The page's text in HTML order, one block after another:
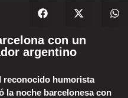
con un
argentino
reconocido humorista
la noche barcelonesa con